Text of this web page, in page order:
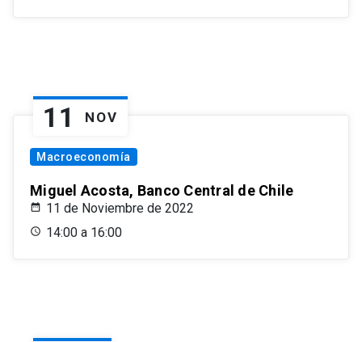
11 NOV
Macroeconomía
Miguel Acosta, Banco Central de Chile
11 de Noviembre de 2022
14:00 a 16:00